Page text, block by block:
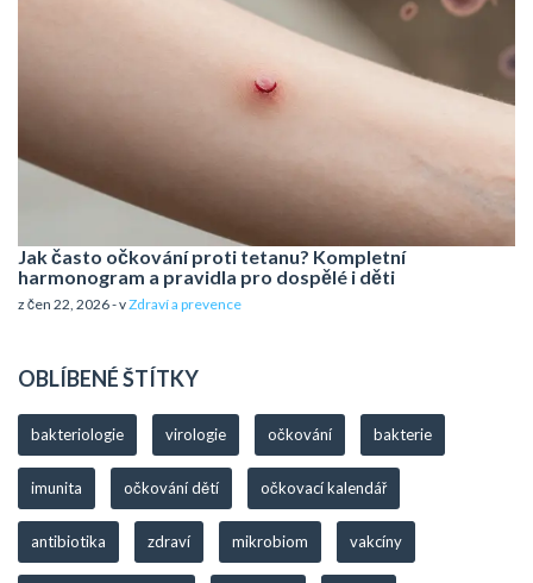
Jak často očkování proti tetanu? Kompletní
harmonogram a pravidla pro dospělé i děti
z čen 22, 2026 - vZdraví a prevence
OBLÍBENÉ ŠTÍTKY
bakteriologie virologie očkování bakterie
imunita očkování dětí očkovací kalendář
antibiotika zdraví mikrobiom vakcíny